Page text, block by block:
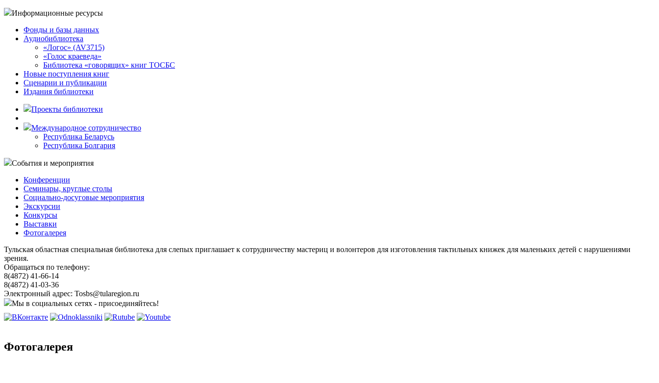
Информационные ресурсы
Фонды и базы данных
Аудиобиблиотека
«Логос» (AV3715)
«Голос краеведа»
Библиотека «говорящих» книг ТОСБС
Новые поступления книг
Сценарии и публикации
Издания библиотеки
Проекты библиотеки
Международное сотрудничество
Республика Беларусь
Республика Болгария
События и мероприятия
Конференции
Семинары, круглые столы
Социально-досуговые мероприятия
Экскурсии
Конкурсы
Выставки
Фотогалерея
Тульская областная специальная библиотека для слепых приглашает к сотрудничеству мастериц и волонтеров для изготовления тактильных книжек для маленьких детей с нарушениями
зрения.
Обращаться по телефону:
8(4872) 41-66-14
8(4872) 41-03-36
Электронный адрес: Tosbs@tularegion.ru
Мы в социальных сетях - присоединяйтесь!
Фотогалерея